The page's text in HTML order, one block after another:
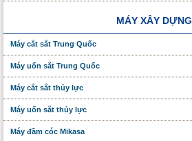
MÁY XÂY DỰNG
Máy cắt sắt Trung Quốc
Máy uốn sắt Trung Quốc
Máy cắt sắt thủy lực
Máy uốn sắt thủy lực
Máy đầm cóc Mikasa